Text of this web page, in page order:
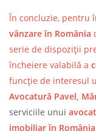
În concluzie, pentru
vânzare în România
serie de dispoziții
încheiere valabilă a
funcție de interesul
Avocatură Pavel,
serviciile unui
imobiliar în România